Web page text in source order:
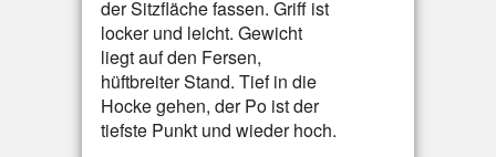
der Sitzfläche fassen. Griff ist
locker und leicht. Gewicht
liegt auf den Fersen,
hüftbreiter Stand. Tief in die
Hocke gehen, der Po ist der
tiefste Punkt und wieder hoch.